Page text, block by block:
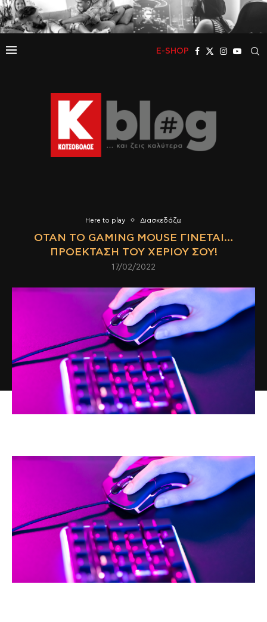
E-SHOP
Here to play Διασκεδάζω
ΌΤΑΝ ΤΟ GAMING MOUSE ΓΊΝΕΤΑΙ…
ΠΡΟΈΚΤΑΣΗ ΤΟΥ ΧΕΡΙΟΎ ΣΟΥ!
17/02/2022